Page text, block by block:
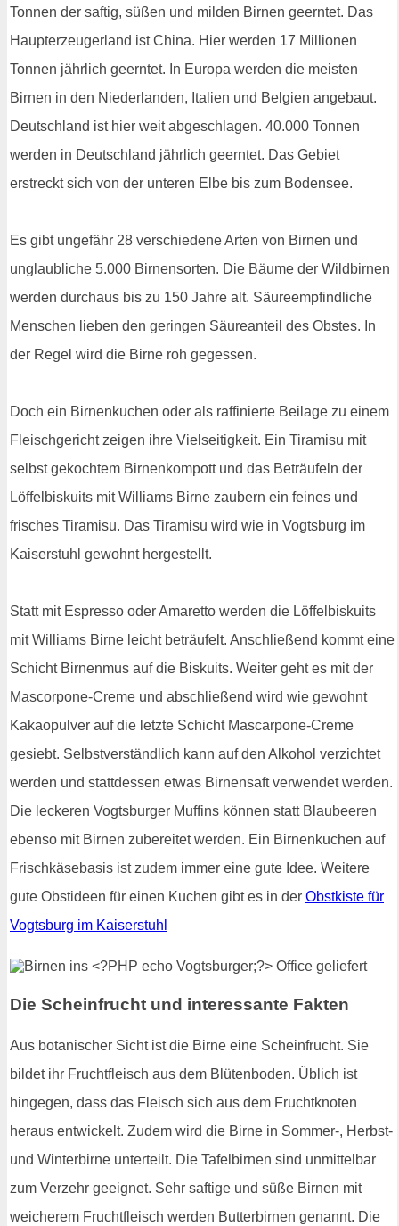
Tonnen der saftig, süßen und milden Birnen geerntet. Das
Haupterzeugerland ist China. Hier werden 17 Millionen
Tonnen jährlich geerntet. In Europa werden die meisten
Birnen in den Niederlanden, Italien und Belgien angebaut.
Deutschland ist hier weit abgeschlagen. 40.000 Tonnen
werden in Deutschland jährlich geerntet. Das Gebiet
erstreckt sich von der unteren Elbe bis zum Bodensee.
Es gibt ungefähr 28 verschiedene Arten von Birnen und
unglaubliche 5.000 Birnensorten. Die Bäume der Wildbirnen
werden durchaus bis zu 150 Jahre alt. Säureempfindliche
Menschen lieben den geringen Säureanteil des Obstes. In
der Regel wird die Birne roh gegessen.
Doch ein Birnenkuchen oder als raffinierte Beilage zu einem
Fleischgericht zeigen ihre Vielseitigkeit. Ein Tiramisu mit
selbst gekochtem Birnenkompott und das Beträufeln der
Löffelbiskuits mit Williams Birne zaubern ein feines und
frisches Tiramisu. Das Tiramisu wird wie in Vogtsburg im
Kaiserstuhl gewohnt hergestellt.
Statt mit Espresso oder Amaretto werden die Löffelbiskuits
mit Williams Birne leicht beträufelt. Anschließend kommt eine
Schicht Birnenmus auf die Biskuits. Weiter geht es mit der
Mascorpone-Creme und abschließend wird wie gewohnt
Kakaopulver auf die letzte Schicht Mascarpone-Creme
gesiebt. Selbstverständlich kann auf den Alkohol verzichtet
werden und stattdessen etwas Birnensaft verwendet werden.
Die leckeren Vogtsburger Muffins können statt Blaubeeren
ebenso mit Birnen zubereitet werden. Ein Birnenkuchen auf
Frischkäsebasis ist zudem immer eine gute Idee. Weitere
gute Obstideen für einen Kuchen gibt es in der Obstkiste für
Vogtsburg im Kaiserstuhl
Die Scheinfrucht und interessante Fakten
Aus botanischer Sicht ist die Birne eine Scheinfrucht. Sie
bildet ihr Fruchtfleisch aus dem Blütenboden. Üblich ist
hingegen, dass das Fleisch sich aus dem Fruchtknoten
heraus entwickelt. Zudem wird die Birne in Sommer-, Herbst-
und Winterbirne unterteilt. Die Tafelbirnen sind unmittelbar
zum Verzehr geeignet. Sehr saftige und süße Birnen mit
weicherem Fruchtfleisch werden Butterbirnen genannt. Die